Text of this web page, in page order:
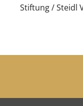
Stiftung / Steidl